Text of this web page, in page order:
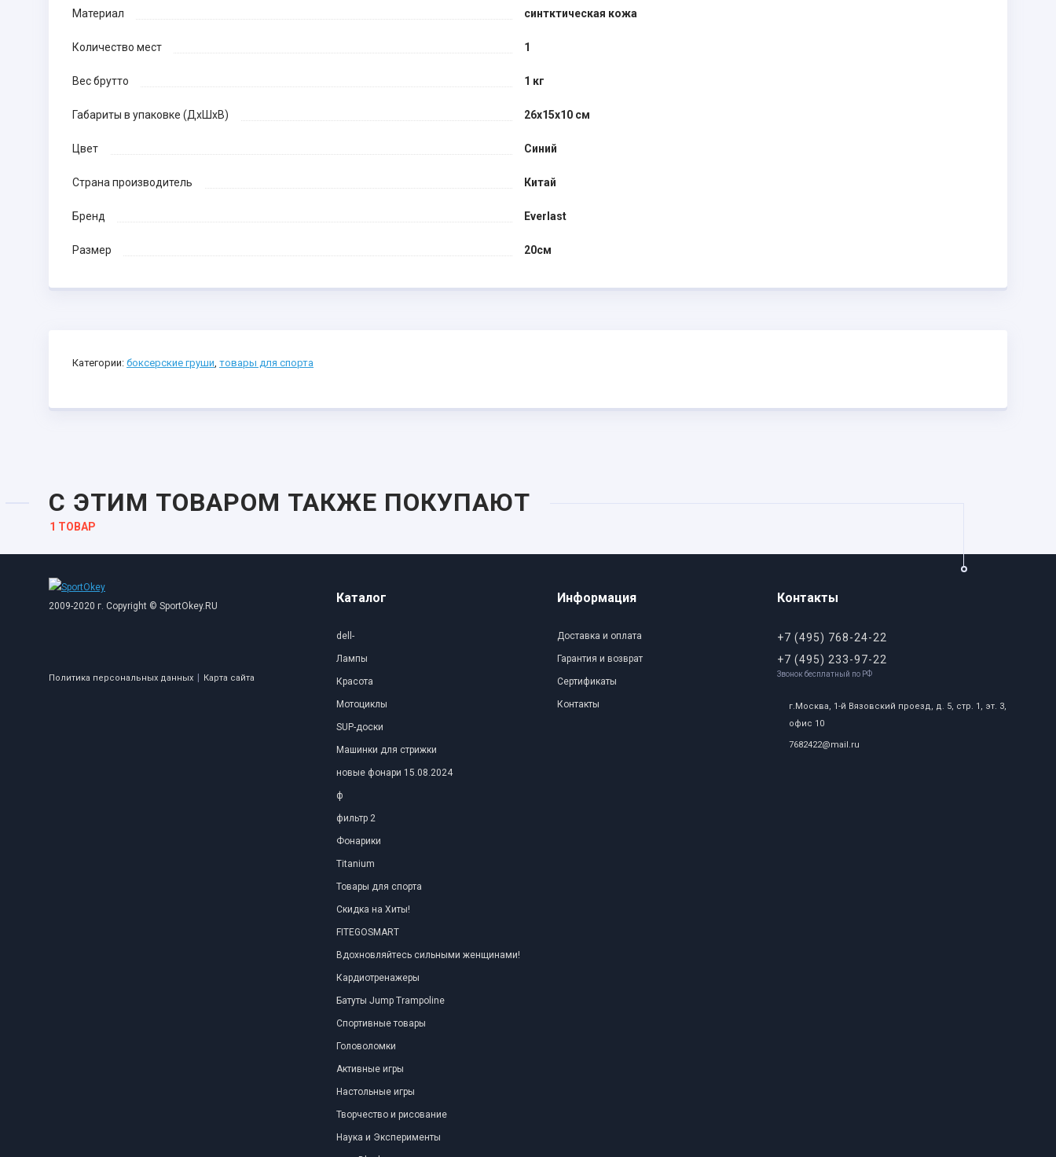
Материал синтктическая кожа
Количество мест 1
Вес брутто 1 кг
Габариты в упаковке (ДхШхВ) 26x15x10 см
Цвет Синий
Страна производитель Китай
Бренд Everlast
Размер 20см
Категории: боксерские груши, товары для спорта
С ЭТИМ ТОВАРОМ ТАКЖЕ ПОКУПАЮТ
1 ТОВАР
2009-2020 г. Copyright © SportOkey.RU
Политика персональных данных Карта сайта
Каталог
dell-
Лампы
Красота
Мотоциклы
SUP-доски
Машинки для стрижки
новые фонари 15.08.2024
ф
фильтр 2
Фонарики
Titanium
Товары для спорта
Скидка на Хиты!
FITEGOSMART
Вдохновляйтесь сильными женщинами!
Кардиотренажеры
Батуты Jump Trampoline
Спортивные товары
Головоломки
Активные игры
Настольные игры
Творчество и рисование
Наука и Эксперименты
Информация
Доставка и оплата
Гарантия и возврат
Сертификаты
Контакты
Контакты
+7 (495) 768-24-22
+7 (495) 233-97-22
Звонок бесплатный по РФ
г.Москва, 1-й Вязовский проезд, д. 5, стр. 1, эт. 3,
офис 10
7682422@mail.ru